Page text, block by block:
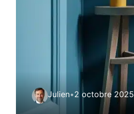
Julien•2 octobre 2025